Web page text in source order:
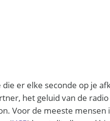
er elke seconde op je
het geluid van de
Voor de meeste mensen